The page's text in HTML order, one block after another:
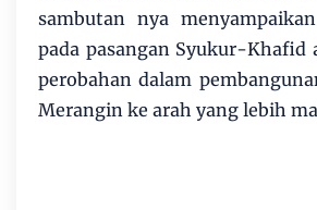
sambutan nya
pada pasangan Syukur-Khafid
perobahan dalam
Merangin ke arah yang lebih